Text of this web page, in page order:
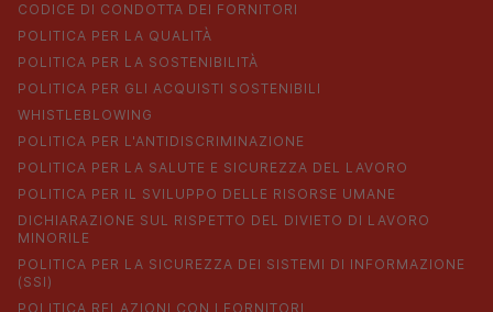
CODICE DI CONDOTTA DEI FORNITORI
POLITICA PER LA QUALITÀ
POLITICA PER LA SOSTENIBILITÀ
POLITICA PER GLI ACQUISTI SOSTENIBILI
WHISTLEBLOWING
POLITICA PER L'ANTIDISCRIMINAZIONE
POLITICA PER LA SALUTE E SICUREZZA DEL LAVORO
POLITICA PER IL SVILUPPO DELLE RISORSE UMANE
DICHIARAZIONE SUL RISPETTO DEL DIVIETO DI LAVORO
MINORILE
POLITICA PER LA SICUREZZA DEI SISTEMI DI INFORMAZIONE
(SSI)
POLITICA RELAZIONI CON I FORNITORI